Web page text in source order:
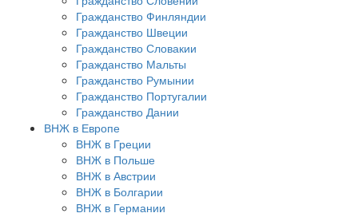
Гражданство Финляндии
Гражданство Швеции
Гражданство Словакии
Гражданство Мальты
Гражданство Румынии
Гражданство Португалии
Гражданство Дании
ВНЖ в Европе
ВНЖ в Греции
ВНЖ в Польше
ВНЖ в Австрии
ВНЖ в Болгарии
ВНЖ в Германии